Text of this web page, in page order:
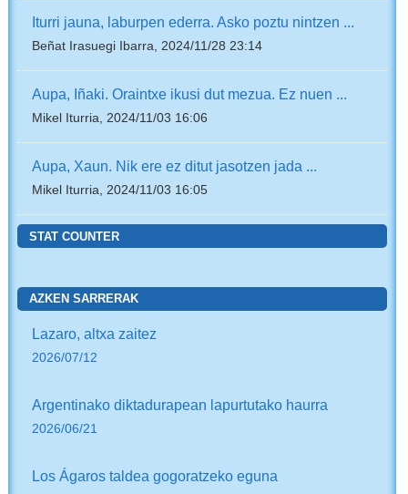
Iturri jauna, laburpen ederra. Asko poztu nintzen ...
Beñat Irasuegi Ibarra, 2024/11/28 23:14
Aupa, Iñaki. Oraintxe ikusi dut mezua. Ez nuen ...
Mikel Iturria, 2024/11/03 16:06
Aupa, Xaun. Nik ere ez ditut jasotzen jada ...
Mikel Iturria, 2024/11/03 16:05
STAT COUNTER
AZKEN SARRERAK
Lazaro, altxa zaitez
2026/07/12
Argentinako diktadurapean lapurtutako haurra
2026/06/21
Los Ágaros taldea gogoratzeko eguna